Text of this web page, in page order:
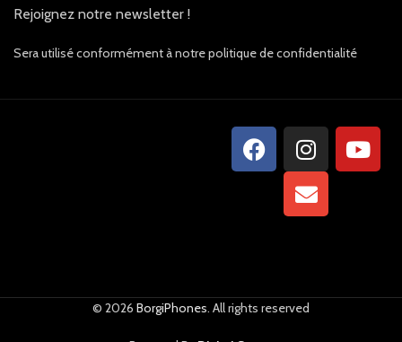
Rejoignez notre newsletter !
Sera utilisé conformément à notre politique de confidentialité
© 2026 BorgiPhones. All rights reserved